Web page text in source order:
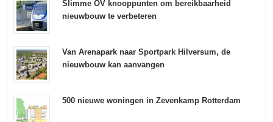
Slimme OV knooppunten om bereikbaarheid
nieuwbouw te verbeteren
Van Arenapark naar Sportpark Hilversum, de
nieuwbouw kan aanvangen
500 nieuwe woningen in Zevenkamp Rotterdam